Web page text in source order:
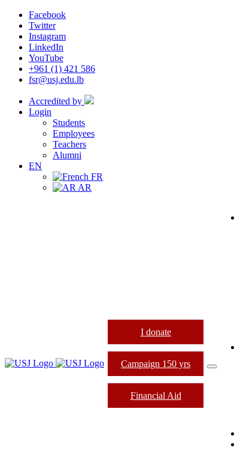
Facebook
Twitter
Instagram
LinkedIn
YouTube
+961 (1) 421 586
fsr@usj.edu.lb
Accredited by
Login
Students
Employees
Teachers
Alumni
EN
FR
AR
I donate
Campaign 150 yrs
Financial Aid